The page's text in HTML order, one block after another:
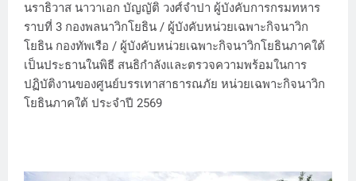
นราธิวาส นาวาเอก บัญญัติ วงศ์จำปา ผู้บังคับการกรมทหาร
ราบที่ 3 กองพลนาวิกโยธิน / ผู้บังคับหน่วยเฉพาะกิจนาวิก
โยธิน กองทัพเรือ / ผู้บังคับหน่วยเฉพาะกิจนาวิกโยธินภาคใต้
เป็นประธานในพิธี สนธิกำลังและตรวจความพร้อมในการ
ปฏิบัติงานของศูนย์บรรเทาสาธารณภัย หน่วยเฉพาะกิจนาวิก
โยธินภาคใต้ ประจำปี 2569